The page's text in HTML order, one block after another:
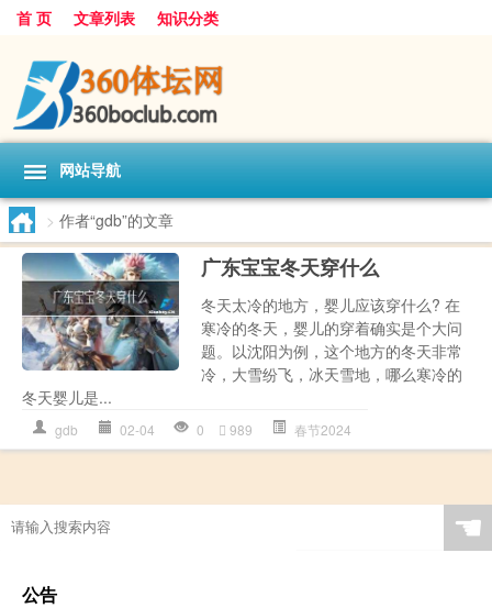
首 页 文章列表 知识分类
网站导航
> 作者“gdb”的文章
广东宝宝冬天穿什么
冬天太冷的地方，婴儿应该穿什么? 在
寒冷的冬天，婴儿的穿着确实是个大问
题。以沈阳为例，这个地方的冬天非常
冷，大雪纷飞，冰天雪地，哪么寒冷的
冬天婴儿是...
gdb 02-04 0 989 春节2024
☚
公告